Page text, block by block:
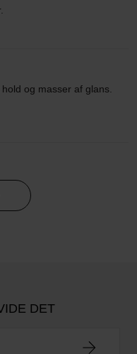
og masser af glans.
DET